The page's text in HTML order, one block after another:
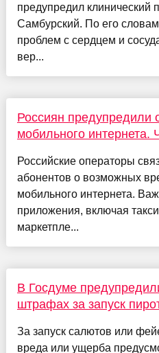
предупредил клинический
Самбурский. По его
проблем с сердцем и
вер...
Россиян предупредили
мобильного интернета.
Российские операторы
абонентов о возможных
мобильного интернета.
приложения, включая
маркетпле...
В Госдуме
штрафах за запуск
За запуск салютов или
вреда или ущерба